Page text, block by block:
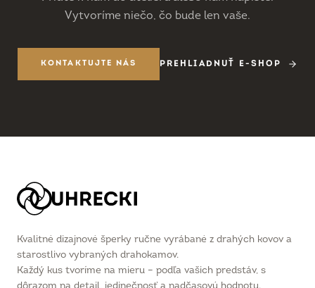
Vytvoríme niečo, čo bude len vaše.
KONTAKTUJTE NÁS PREHLIADNUŤ E-SHOP
Kvalitné dizajnové šperky ručne vyrábané z drahých kovov a
starostlivo vybraných drahokamov.
Každý kus tvoríme na mieru – podľa vašich predstáv, s
dôrazom na detail, jedinečnosť a nadčasovú hodnotu.